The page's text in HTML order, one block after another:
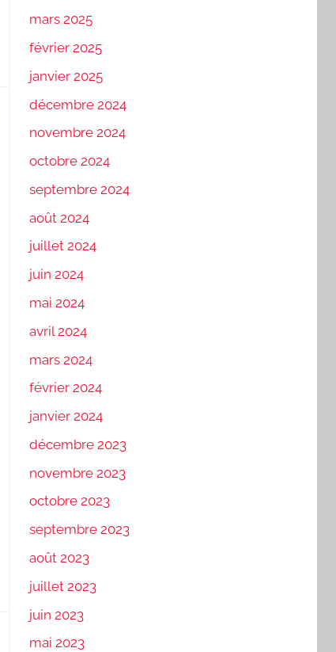
mars 2025
février 2025
janvier 2025
décembre 2024
novembre 2024
octobre 2024
septembre 2024
août 2024
juillet 2024
juin 2024
mai 2024
avril 2024
mars 2024
février 2024
janvier 2024
décembre 2023
novembre 2023
octobre 2023
septembre 2023
août 2023
juillet 2023
juin 2023
mai 2023